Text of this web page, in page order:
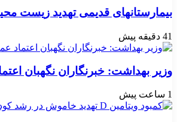
بیمارستانهای قدیمی تهدید زیست
41 دقیقه پیش
وزیر بهداشت: خبرنگاران نگهبان
1 ساعت پیش